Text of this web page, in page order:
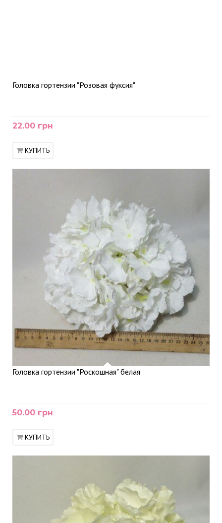
Головка гортензии "Розовая фуксия"
22.00 грн
КУПИТЬ
Головка гортензии "Роскошная" белая
50.00 грн
КУПИТЬ